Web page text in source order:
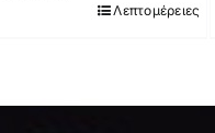
έχει
Λεπτομέρειες